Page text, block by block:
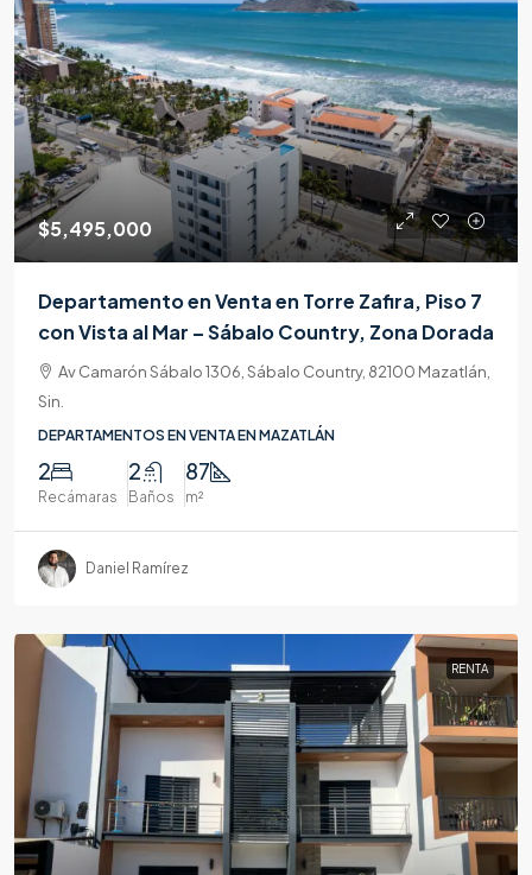
$5,495,000
Departamento en Venta en Torre Zafira, Piso 7
con Vista al Mar – Sábalo Country, Zona Dorada
Av Camarón Sábalo 1306, Sábalo Country, 82100 Mazatlán,
Sin.
DEPARTAMENTOS EN VENTA EN MAZATLÁN
2
Recámaras
2
Baños
87
m²
Daniel Ramírez
RENTA